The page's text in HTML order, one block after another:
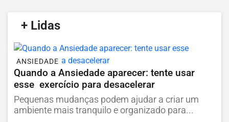
+ Lidas
ANSIEDADE
Quando a Ansiedade aparecer: tente usar
esse exercício para desacelerar
Pequenas mudanças podem ajudar a criar um
ambiente mais tranquilo e organizado para...